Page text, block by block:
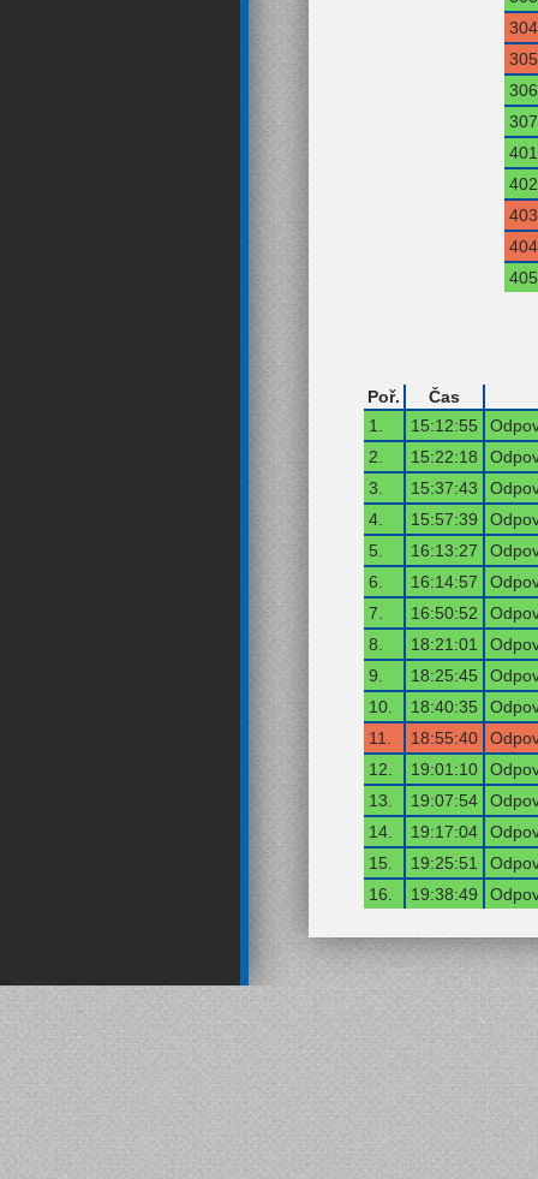
304
305
306
307
401
402
403
404
405
Poř.
Čas
1.
15:12:55
2.
15:22:18
3.
15:37:43
4.
15:57:39
5.
16:13:27
6.
16:14:57
7.
16:50:52
8.
18:21:01
9.
18:25:45
10.
18:40:35
11.
18:55:40
12.
19:01:10
13.
19:07:54
14.
19:17:04
15.
19:25:51
16.
19:38:49